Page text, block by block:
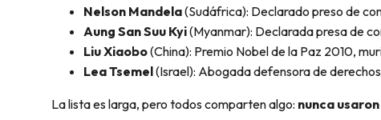
Nelson Mandela(Sudáfrica): Declarado preso de
Aung San Suu Kyi(Myanmar): Declarada presa de
Liu Xiaobo(China): Premio Nobel de la Paz 2010,
Lea Tsemel(Israel): Abogada defensora de
La lista es larga, pero todos comparten algo: nunca